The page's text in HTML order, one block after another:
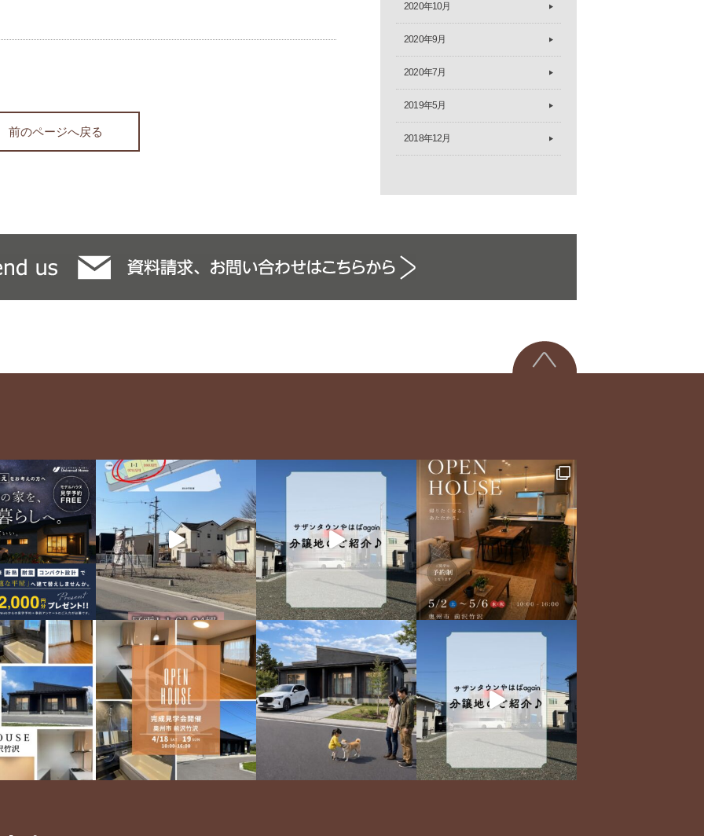
前のページへ戻る
2020年10月
2020年9月
2020年7月
2019年5月
2018年12月